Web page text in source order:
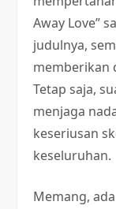
Away Love”
judulnya,
memberikan
Tetap saja,
menjaga
keseriusan
keseluruhan.
Memang,